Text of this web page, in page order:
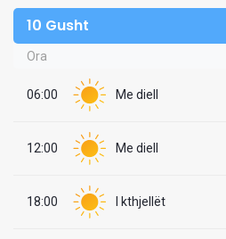
10 Gusht
Ora
06:00 Me diell
12:00 Me diell
18:00 I kthjellët